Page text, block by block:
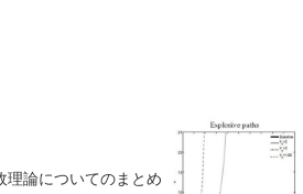
理論についてのまとめ